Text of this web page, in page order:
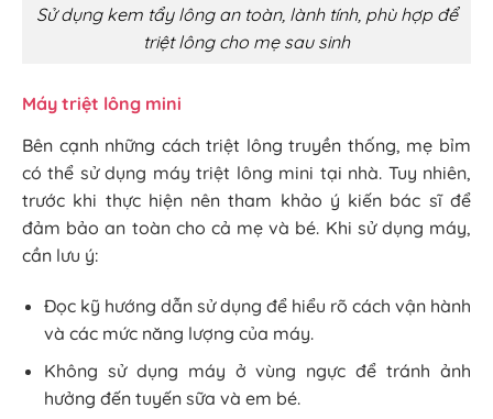
Sử dụng kem tẩy lông an toàn, lành tính, phù hợp để
triệt lông cho mẹ sau sinh
Máy triệt lông mini
Bên cạnh những cách triệt lông truyền thống, mẹ bỉm
có thể sử dụng máy triệt lông mini tại nhà. Tuy nhiên,
trước khi thực hiện nên tham khảo ý kiến bác sĩ để
đảm bảo an toàn cho cả mẹ và bé. Khi sử dụng máy,
cần lưu ý:
Đọc kỹ hướng dẫn sử dụng để hiểu rõ cách vận hành
và các mức năng lượng của máy.
Không sử dụng máy ở vùng ngực để tránh ảnh
hưởng đến tuyến sữa và em bé.